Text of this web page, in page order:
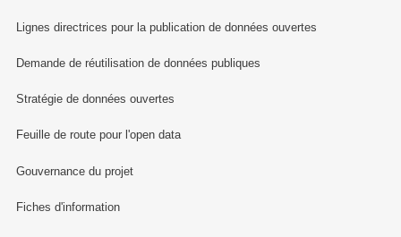
Lignes directrices pour la publication de données ouvertes
Demande de réutilisation de données publiques
Stratégie de données ouvertes
Feuille de route pour l'open data
Gouvernance du projet
Fiches d'information